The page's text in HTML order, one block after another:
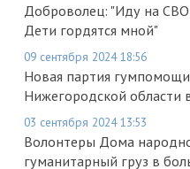
Доброволец: "Иду на СВО
Дети гордятся мной"
09 сентября 2024 18:56
Новая партия
Нижегородской области
03 сентября 2024 13:53
Волонтеры Дома
гуманитарный груз в